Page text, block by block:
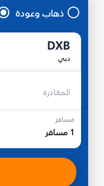
ذهاب وعودة
DXB
دبي
المغادرة
مسافر
1 مسافر